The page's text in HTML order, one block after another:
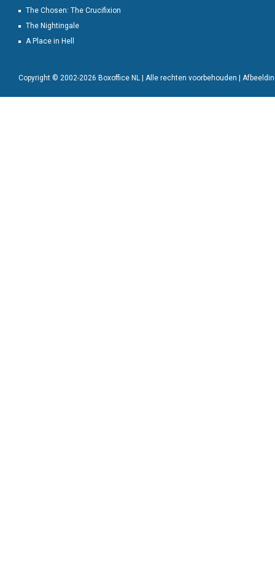
The Chosen: The Crucifixion
The Nightingale
A Place in Hell
Copyright © 2002-2026 Boxoffice NL | Alle rechten voorbehouden |